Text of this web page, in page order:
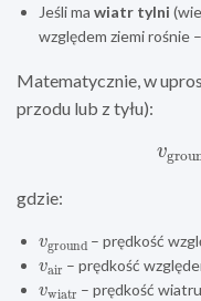
Jeśli ma wiatr tylni
względem ziemi rośnie
Matematycznie, w
przodu lub z tyłu):
v
gdzie:
– prędkość
vair
– prędkość
vwiatr
– prędkość